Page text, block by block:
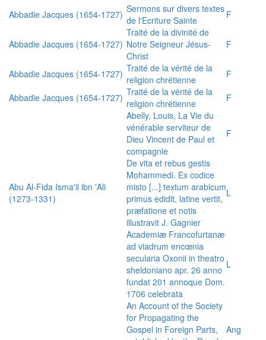
Abbadie Jacques (1654-1727) Sermons sur divers textes
de l'Ecriture Sainte
F
Abbadie Jacques (1654-1727)
Traité de la divinité de
Notre Seigneur Jésus-
Christ
F
Abbadie Jacques (1654-1727) Traité de la vérité de la
religion chrétienne
F
Abbadie Jacques (1654-1727) Traité de la vérité de la
religion chrétienne
F
Abelly, Louis, La Vie du
vénérable serviteur de
Dieu Vincent de Paul et
compagnie
F
Abu Al-Fida Isma'il ibn 'Ali
(1273-1331)
De vita et rebus gestis
Mohammedi. Ex codice
misto [...] textum arabicum
primus edidit, latine vertit,
præfatione et notis
illustravit J. Gagnier
L
Academiæ Francofurtanæ
ad viadrum encœnia
secularia Oxonii in theatro
sheldoniano apr. 26 anno
fundat 201 annoque Dom.
1706 celebrata
L
An Account of the Society
for Propagating the
Gospel in Foreign Parts,
Ang